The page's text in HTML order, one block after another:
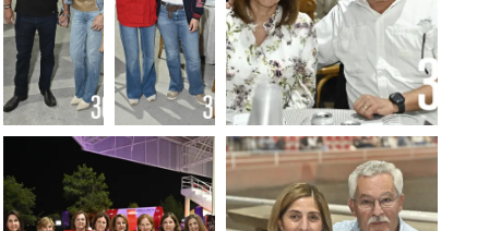
Foto:
Alejandro
Rodríguez
Foto:
Alejandro
Rodríguez
Foto: Alejandro
Rodríguez